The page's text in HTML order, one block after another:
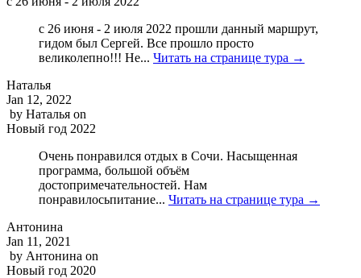
с 26 июня - 2 июля 2022 прошли данный маршрут,
гидом был Сергей. Все прошло просто
великолепно!!! Не... Читать на странице тура →
Наталья
Jan 12, 2022
by Наталья on
Новый год 2022
Очень понравился отдых в Сочи. Насыщенная
программа, большой объём
достопримечательностей. Нам
понравилосьпитание... Читать на странице тура →
Антонина
Jan 11, 2021
by Антонина on
Новый год 2020